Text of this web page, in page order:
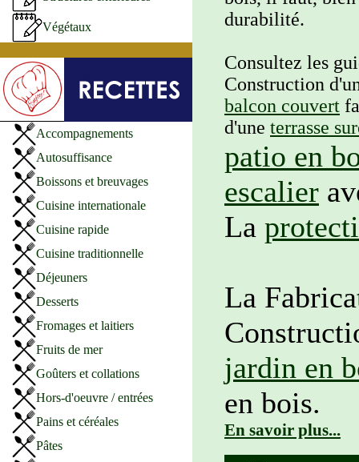
Végétaux
Accompagnements
Autosuffisance
Boissons et breuvages
Cuisine internationale
Cuisine rapide
Cuisine traditionnelle
Déjeuners
Desserts
Fromages et laitiers
Fruits de mer
Goûters et collations
Hors-d'oeuvre / entrées
Pains et céréales
Pâtes
durabilité.
Consultez les
Construction
balcon couvert
d'une terrasse
patio en
escalier
La
La
jardin en
en bois.
En savoir plus...